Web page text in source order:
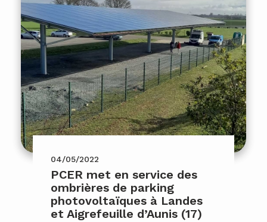
04/05/2022
PCER met en service des
ombrières de parking
photovoltaïques à Landes
et Aigrefeuille d’Aunis (17)